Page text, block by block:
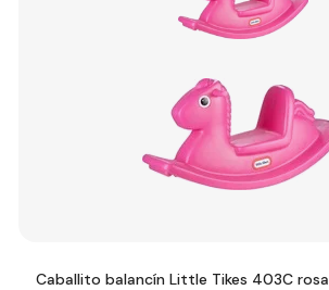
Caballito balancín Little Tikes 403C rosa